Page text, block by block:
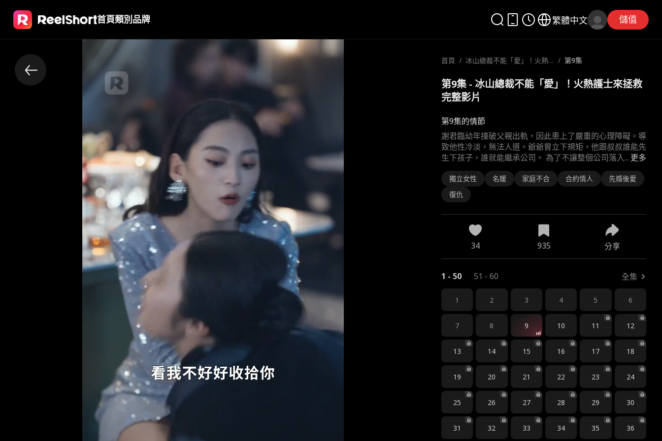
首頁類別 品牌 繁體中文 儲值
首頁 / 冰山總裁不能「愛」！火熱
/ 第9集
第9集 - 冰山總裁不能「愛」！火熱護士來拯救
完整影片
第9集的情節
更多
謝君臨幼年撞破父親出軌，因此患上了嚴重的心理障礙。導
致他性冷淡，無法人道。爺爺曾立下規矩，他跟叔叔誰能先
生下孩子，誰就能繼承公司。 為了不讓整個公司落入...
獨立女性 名媛 家庭不合 合約情人
先婚後愛
復仇
34 935 分享
1 - 50 51 - 60 全集
1 2 3 4 5 6
7 8 9 10 11 12
13 14 15 16 17 18
19 20 21 22 23 24
25 26 27 28 29 30
31 32 33 34 35 36